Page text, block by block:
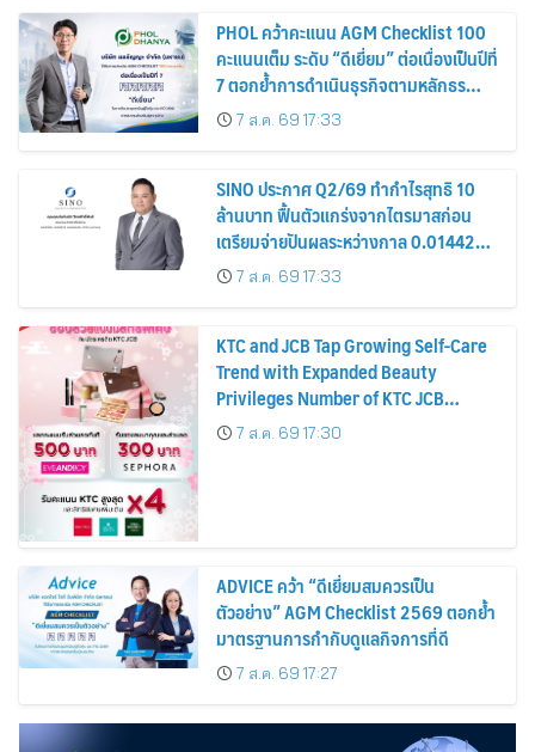
PHOL คว้าคะแนน AGM Checklist 100
คะแนนเต็ม ระดับ “ดีเยี่ยม” ต่อเนื่องเป็นปีที่
7 ตอกย้ำการดำเนินธุรกิจตามหลักธร
รมาภิบาล โปร่งใส สร้างความเชื่อมั่นผู้ถือ
หุ้น
7 ส.ค. 69 17:33
SINO ประกาศ Q2/69 ทำกำไรสุทธิ 10
ล้านบาท ฟื้นตัวแกร่งจากไตรมาสก่อน
เตรียมจ่ายปันผลระหว่างกาล 0.014423
บาทต่อหุ้น ครึ่งปีหลังมุ่งเติบโตต่อเนื่อง
7 ส.ค. 69 17:33
KTC and JCB Tap Growing Self-Care
Trend with Expanded Beauty
Privileges Number of KTC JCB
Cardmembers Spending on
Cosmetics Rises 26%
7 ส.ค. 69 17:30
ADVICE คว้า “ดีเยี่ยมสมควรเป็น
ตัวอย่าง” AGM Checklist 2569 ตอกย้ำ
มาตรฐานการกำกับดูแลกิจการที่ดี
7 ส.ค. 69 17:27